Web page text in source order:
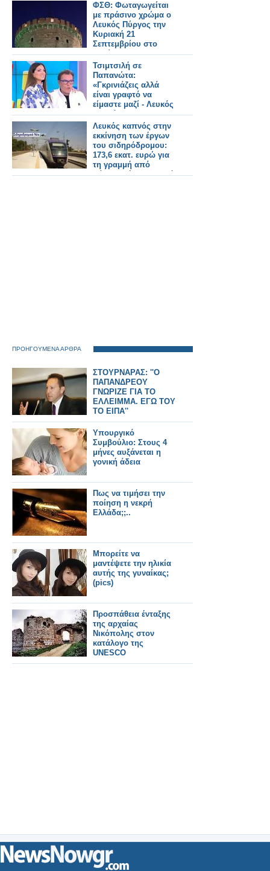
ΦΣΘ: Φωταγωγείται
με πράσινο χρώμα ο
Λευκός Πύργος την
Κυριακή 21
Σεπτεμβρίου στο
πλαίσιο του
εορτασμού της
Ημέρας
Φαρμακοποιού
Τσιμτσιλή σε
Παπανώτα:
«Γκρινιάζεις αλλά
είναι γραφτό να
είμαστε μαζί - Λευκός
καπνός...»
Λευκός καπνός στην
εκκίνηση των έργων
του σιδηρόδρομου:
173,6 εκατ. ευρώ για
τη γραμμή από
Λάρισα μέχρι Δομοκό
ΠΡΟΗΓΟΥΜΕΝΑ ΑΡΘΡΑ
ΣΤΟΥΡΝΑΡΑΣ: ''Ο
ΠΑΠΑΝΔΡΕΟΥ
ΓΝΩΡΙΖΕ ΓΙΑ ΤΟ
ΕΛΛΕΙΜΜΑ. ΕΓΩ ΤΟΥ
ΤΟ ΕΙΠΑ''
Υπουργικό
Συμβούλιο: Στους 4
μήνες αυξάνεται η
γονική άδεια
Πως να τιμήσει την
ποίηση η νεκρή
Ελλάδα;;..
Μπορείτε να
μαντέψετε την ηλικία
αυτής της γυναίκας;
(pics)
Προσπάθεια ένταξης
της αρχαίας
Νικόπολης στον
κατάλογο της
UNESCO